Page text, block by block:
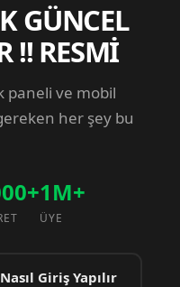
GÜNCEL
!! RESMİ
paneli ve mobil
her şey bu
1M+
ÜYE
Nasıl Giriş Yapılır